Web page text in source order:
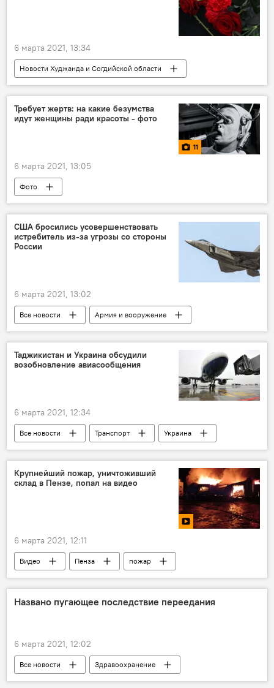
6 марта 2021, 13:34
Новости Худжанда и Согдийской области
Все новости
Происшествия, ЧП, криминал
смерть известных людей
Требует жертв: на какие безумства
идут женщины ради красоты - фото
11
6 марта 2021, 13:05
Фото
США бросились усовершенствовать
истребитель из-за угрозы со стороны
России
6 марта 2021, 13:02
Все новости
Армия и вооружение
США
истребитель Россия
Таджикистан и Украина обсудили
возобновление авиасообщения
6 марта 2021, 12:34
Все новости Транспорт
Украина
товарооборот
сотрудничество
Таджикистан
Крупнейший пожар, уничтоживший
склад в Пензе, попал на видео
6 марта 2021, 12:11
Видео Пенза
пожар
Россия
Названо пугающее последствие переедания
6 марта 2021, 12:02
Все новости Здравоохранение